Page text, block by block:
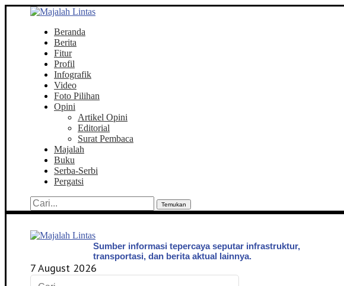
Beranda
Berita
Fitur
Profil
Infografik
Video
Foto Pilihan
Opini
Artikel Opini
Editorial
Surat Pembaca
Majalah
Buku
Serba-Serbi
Pergatsi
Temukan
Sumber informasi tepercaya seputar infrastruktur,
transportasi, dan berita aktual lainnya.
7 August 2026